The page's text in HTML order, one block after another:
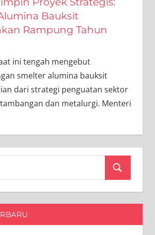
Bauksit
Rampung Tahun
ini tengah mengebut
smelter alumina bauksit
dari strategi penguatan sektor
dan metalurgi. Menteri
Search